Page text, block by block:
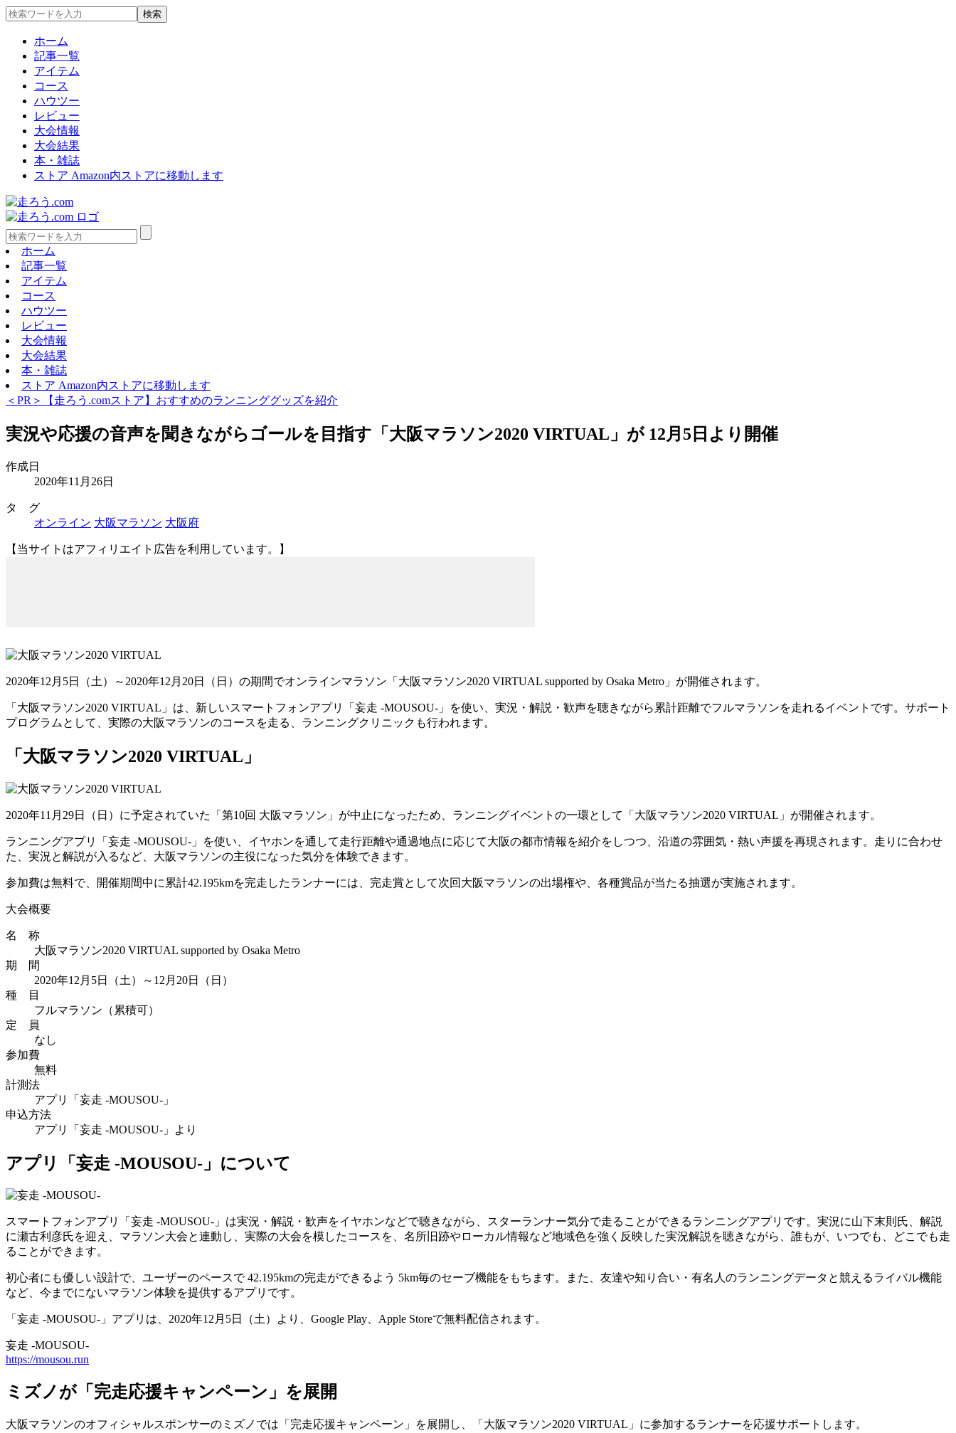
ホーム
記事一覧
アイテム
コース
ハウツー
レビュー
大会情報
大会結果
本・雑誌
ストア Amazon内ストアに移動します
ホーム
記事一覧
アイテム
コース
ハウツー
レビュー
大会情報
大会結果
本・雑誌
ストア Amazon内ストアに移動します
＜PR＞【走ろう.comストア】おすすめのランニンググッズを紹介
実況や応援の音声を聞きながらゴールを目指す「大阪マラソン2020 VIRTUAL」が 12月5日より開催
作成日
2020年11月26日
タ グ
オンライン 大阪マラソン 大阪府
【当サイトはアフィリエイト広告を利用しています。】
2020年12月5日（土）～2020年12月20日（日）の期間でオンラインマラソン「大阪マラソン2020 VIRTUAL supported by Osaka Metro」が開催されます。
「大阪マラソン2020 VIRTUAL」は、新しいスマートフォンアプリ「妄走 -MOUSOU-」を使い、実況・解説・歓声を聴きながら累計距離でフルマラソンを走れるイベントです。サポート
プログラムとして、実際の大阪マラソンのコースを走る、ランニングクリニックも行われます。
「大阪マラソン2020 VIRTUAL」
2020年11月29日（日）に予定されていた「第10回 大阪マラソン」が中止になったため、ランニングイベントの一環として「大阪マラソン2020 VIRTUAL」が開催されます。
ランニングアプリ「妄走 -MOUSOU-」を使い、イヤホンを通して走行距離や通過地点に応じて大阪の都市情報を紹介をしつつ、沿道の雰囲気・熱い声援を再現されます。走りに合わせ
た、実況と解説が入るなど、大阪マラソンの主役になった気分を体験できます。
参加費は無料で、開催期間中に累計42.195kmを完走したランナーには、完走賞として次回大阪マラソンの出場権や、各種賞品が当たる抽選が実施されます。
大会概要
名 称
大阪マラソン2020 VIRTUAL supported by Osaka Metro
期 間
2020年12月5日（土）～12月20日（日）
種 目
フルマラソン（累積可）
定 員
なし
参加費
無料
計測法
アプリ「妄走 -MOUSOU-」
申込方法
アプリ「妄走 -MOUSOU-」より
アプリ「妄走 -MOUSOU-」について
スマートフォンアプリ「妄走 -MOUSOU-」は実況・解説・歓声をイヤホンなどで聴きながら、スターランナー気分で走ることができるランニングアプリです。実況に山下末則氏、解説
に瀬古利彦氏を迎え、マラソン大会と連動し、実際の大会を模したコースを、名所旧跡やローカル情報など地域色を強く反映した実況解説を聴きながら、誰もが、いつでも、どこでも走
ることができます。
初心者にも優しい設計で、ユーザーのペースで 42.195kmの完走ができるよう 5km毎のセーブ機能をもちます。また、友達や知り合い・有名人のランニングデータと競えるライバル機能
など、今までにないマラソン体験を提供するアプリです。
「妄走 -MOUSOU-」アプリは、2020年12月5日（土）より、Google Play、Apple Storeで無料配信されます。
妄走 -MOUSOU-
https://mousou.run
ミズノが「完走応援キャンペーン」を展開
大阪マラソンのオフィシャルスポンサーのミズノでは「完走応援キャンペーン」を展開し、「大阪マラソン2020 VIRTUAL」に参加するランナーを応援サポートします。